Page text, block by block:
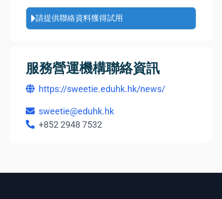
請提供聯絡資料獲得試用
服務營運機構聯絡資訊
https://sweetie.eduhk.hk/news/
sweetie@eduhk.hk
+852 2948 7532